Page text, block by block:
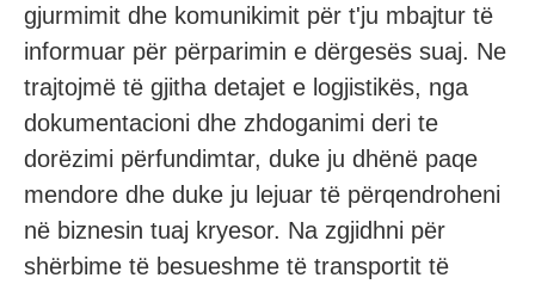
gjurmimit dhe komunikimit për t'ju mbajtur të
informuar për përparimin e dërgesës suaj. Ne
trajtojmë të gjitha detajet e logjistikës, nga
dokumentacioni dhe zhdoganimi deri te
dorëzimi përfundimtar, duke ju dhënë paqe
mendore dhe duke ju lejuar të përqendroheni
në biznesin tuaj kryesor. Na zgjidhni për
shërbime të besueshme të transportit të